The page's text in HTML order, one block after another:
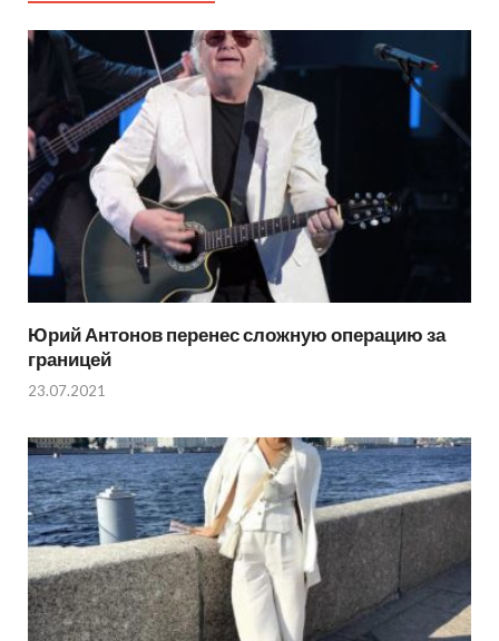
Юрий Антонов перенес сложную операцию за
границей
23.07.2021